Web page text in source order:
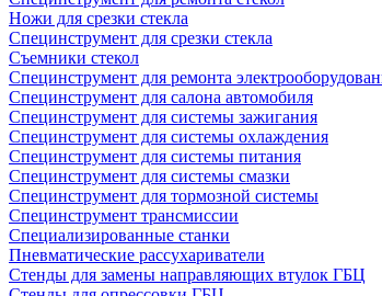
Ножи для срезки стекла
Специнструмент для срезки стекла
Съемники стекол
Специнструмент для ремонта
Специнструмент для салона автомобиля
Специнструмент для системы зажигания
Специнструмент для системы охлаждения
Специнструмент для системы питания
Специнструмент для системы смазки
Специнструмент для тормозной системы
Специнструмент трансмиссии
Специализированные станки
Пневматические рассухариватели
Стенды для замены направляющих втулок ГБЦ